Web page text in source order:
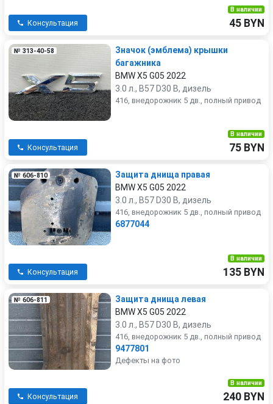
Консультация
В наличии
45 BYN
№ 313-40-58
Значок (эмблема) крышки
багажника
BMW X5 G05 2022
3.0 л., B57 D30 B, дизель
416, внедорожник 5 дв., полный привод
Консультация
В наличии
75 BYN
№ 606-810
Защита днища правая
BMW X5 G05 2022
3.0 л., B57 D30 B, дизель
416, внедорожник 5 дв., полный привод
6877044
Консультация
В наличии
135 BYN
№ 606-811
Защита днища левая
BMW X5 G05 2022
3.0 л., B57 D30 B, дизель
416, внедорожник 5 дв., полный привод
9477801
Дефекты на фото
Консультация
В наличии
240 BYN